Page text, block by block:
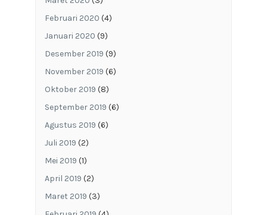
Februari 2020 (4)
Januari 2020 (9)
Desember 2019 (9)
November 2019 (6)
Oktober 2019 (8)
September 2019 (6)
Agustus 2019 (6)
Juli 2019 (2)
Mei 2019 (1)
April 2019 (2)
Maret 2019 (3)